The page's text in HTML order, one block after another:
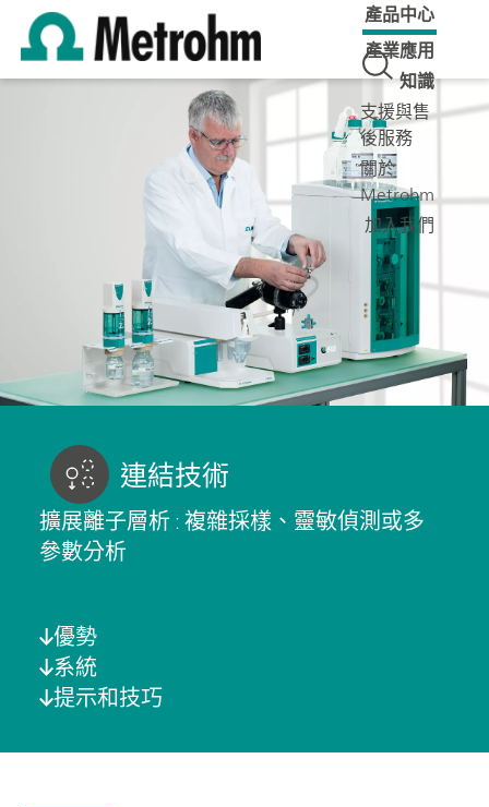
產品中心
產業應用
知識
支援與售
後服務
關於
Metrohm
加入我們
連結技術
擴展離子層析 : 複雜採樣、靈敏偵測或多
參數分析
優勢
系統
提示和技巧